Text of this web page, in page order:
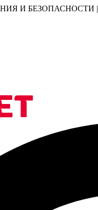
И БЕЗОПАСНОСТИ |